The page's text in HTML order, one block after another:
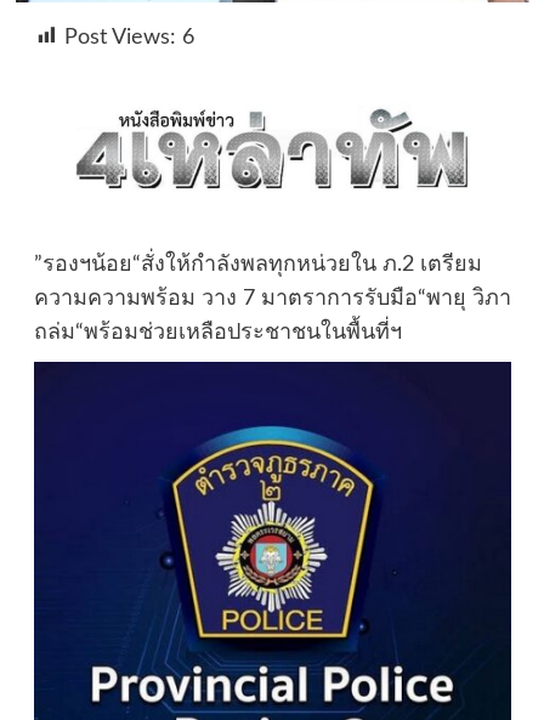
Post Views: 6
”รองฯน้อย“สั่งให้กำลังพลทุกหน่วยใน ภ.2 เตรียม
ความความพร้อม วาง 7 มาตราการรับมือ“พายุ วิภา
ถล่ม“พร้อมช่วยเหลือประชาชนในพื้นที่ฯ